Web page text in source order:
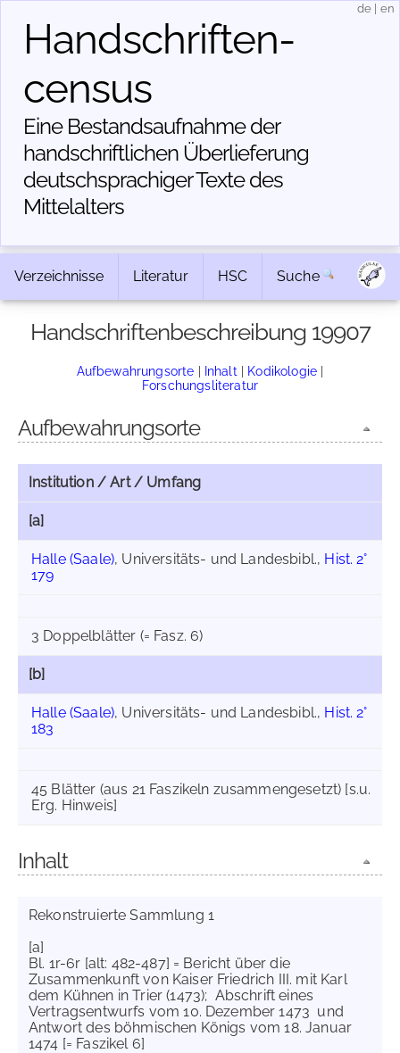
Handschriften­
census
Eine Bestandsaufnahme der
handschriftlichen Über­lieferung
deutschsprachiger Texte des
Mittelalters
de en
Verzeichnisse Literatur HSC Suche
Handschriftenbeschreibung 19907
Aufbewahrungsorte | Inhalt | Kodikologie |
Forschungsliteratur
Aufbewahrungsorte
Institution / Art / Umfang
[a]
Halle (Saale), Universitäts- und Landesbibl., Hist. 2°
179
3 Doppelblätter (= Fasz. 6)
[b]
Halle (Saale), Universitäts- und Landesbibl., Hist. 2°
183
45 Blätter (aus 21 Faszikeln zusammengesetzt) [s.u.
Erg. Hinweis]
Inhalt
Rekonstruierte Sammlung 1
[a]
Bl. 1r-6r [alt: 482-487] = Bericht über die
Zusammenkunft von Kaiser Friedrich III. mit Karl
dem Kühnen in Trier (1473); Abschrift eines
Vertragsentwurfs vom 10. Dezember 1473 und
Antwort des böhmischen Königs vom 18. Januar
1474 [= Faszikel 6]